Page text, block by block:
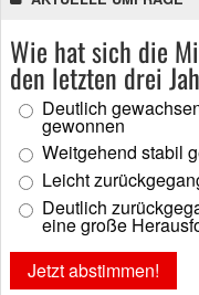
Wie hat sich die
den letzten drei
Deutlich
gewonnen
Weitgehend stabil
Leicht
Deutlich
eine große